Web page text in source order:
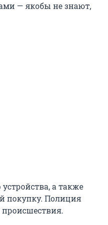
— якобы не знают,
а также
покупку. Полиция
происшествия.